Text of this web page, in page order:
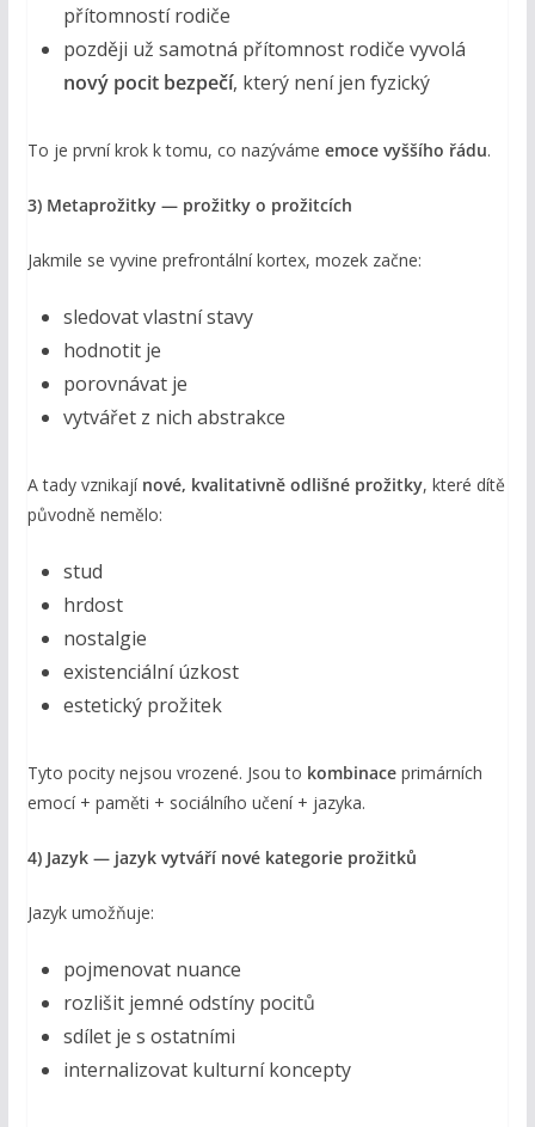
přítomností rodiče
později už samotná přítomnost rodiče vyvolá
nový pocit bezpečí, který není jen fyzický
To je první krok k tomu, co nazýváme emoce vyššího řádu.
3) Metaprožitky — prožitky o prožitcích
Jakmile se vyvine prefrontální kortex, mozek začne:
sledovat vlastní stavy
hodnotit je
porovnávat je
vytvářet z nich abstrakce
A tady vznikají nové, kvalitativně odlišné prožitky, které dítě
původně nemělo:
stud
hrdost
nostalgie
existenciální úzkost
estetický prožitek
Tyto pocity nejsou vrozené. Jsou to kombinaceprimárních
emocí + paměti + sociálního učení + jazyka.
4) Jazyk — jazyk vytváří nové kategorie prožitků
Jazyk umožňuje:
pojmenovat nuance
rozlišit jemné odstíny pocitů
sdílet je s ostatními
internalizovat kulturní koncepty